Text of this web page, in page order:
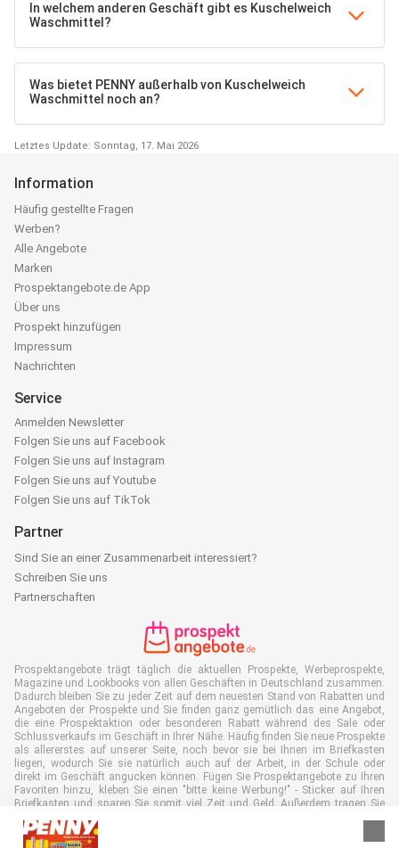
In welchem anderen Geschäft gibt es Kuschelweich
Waschmittel?
Was bietet PENNY außerhalb von Kuschelweich
Waschmittel noch an?
Letztes Update: Sonntag, 17. Mai 2026
Information
Häufig gestellte Fragen
Werben?
Alle Angebote
Marken
Prospektangebote.de App
Über uns
Prospekt hinzufügen
Impressum
Nachrichten
Service
Anmelden Newsletter
Folgen Sie uns auf Facebook
Folgen Sie uns auf Instagram
Folgen Sie uns auf Youtube
Folgen Sie uns auf TikTok
Partner
Sind Sie an einer Zusammenarbeit interessiert?
Schreiben Sie uns
Partnerschaften
Prospektangebote trägt täglich die aktuellen Prospekte, Werbeprospekte,
Magazine und Lookbooks von allen Geschäften in Deutschland zusammen.
Dadurch bleiben Sie zu jeder Zeit auf dem neuesten Stand von Rabatten und
Angeboten der Prospekte und Sie finden ganz gemütlich das eine Angebot,
die eine Prospektaktion oder besonderen Rabatt während des Sale oder
Schlussverkaufs im Geschäft in Ihrer Nähe. Häufig finden Sie neue Prospekte
als allererstes auf unserer Seite, noch bevor sie bei Ihnen im Briefkasten
liegen, wodurch Sie sie natürlich auch auf der Arbeit, in der Schule oder
direkt im Geschäft angucken können. Fügen Sie Prospektangebote zu Ihren
Favoriten hinzu, kleben Sie einen "bitte keine Werbung!" - Sticker auf Ihren
Briefkasten und sparen Sie somit viel Zeit und Geld. Außerdem tragen Sie
ist.